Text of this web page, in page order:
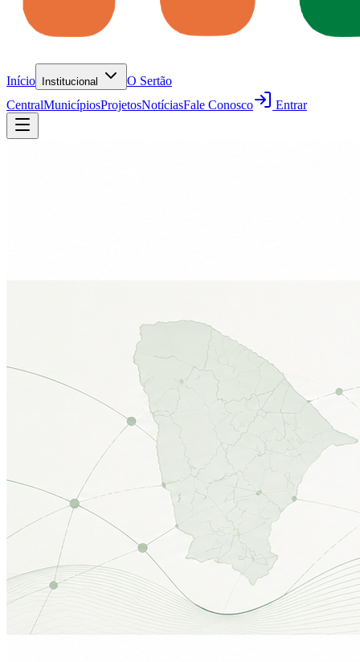
Início Institucional
O Sertão
CentralMunicípiosProjetosNotíciasFale Conosco Entrar